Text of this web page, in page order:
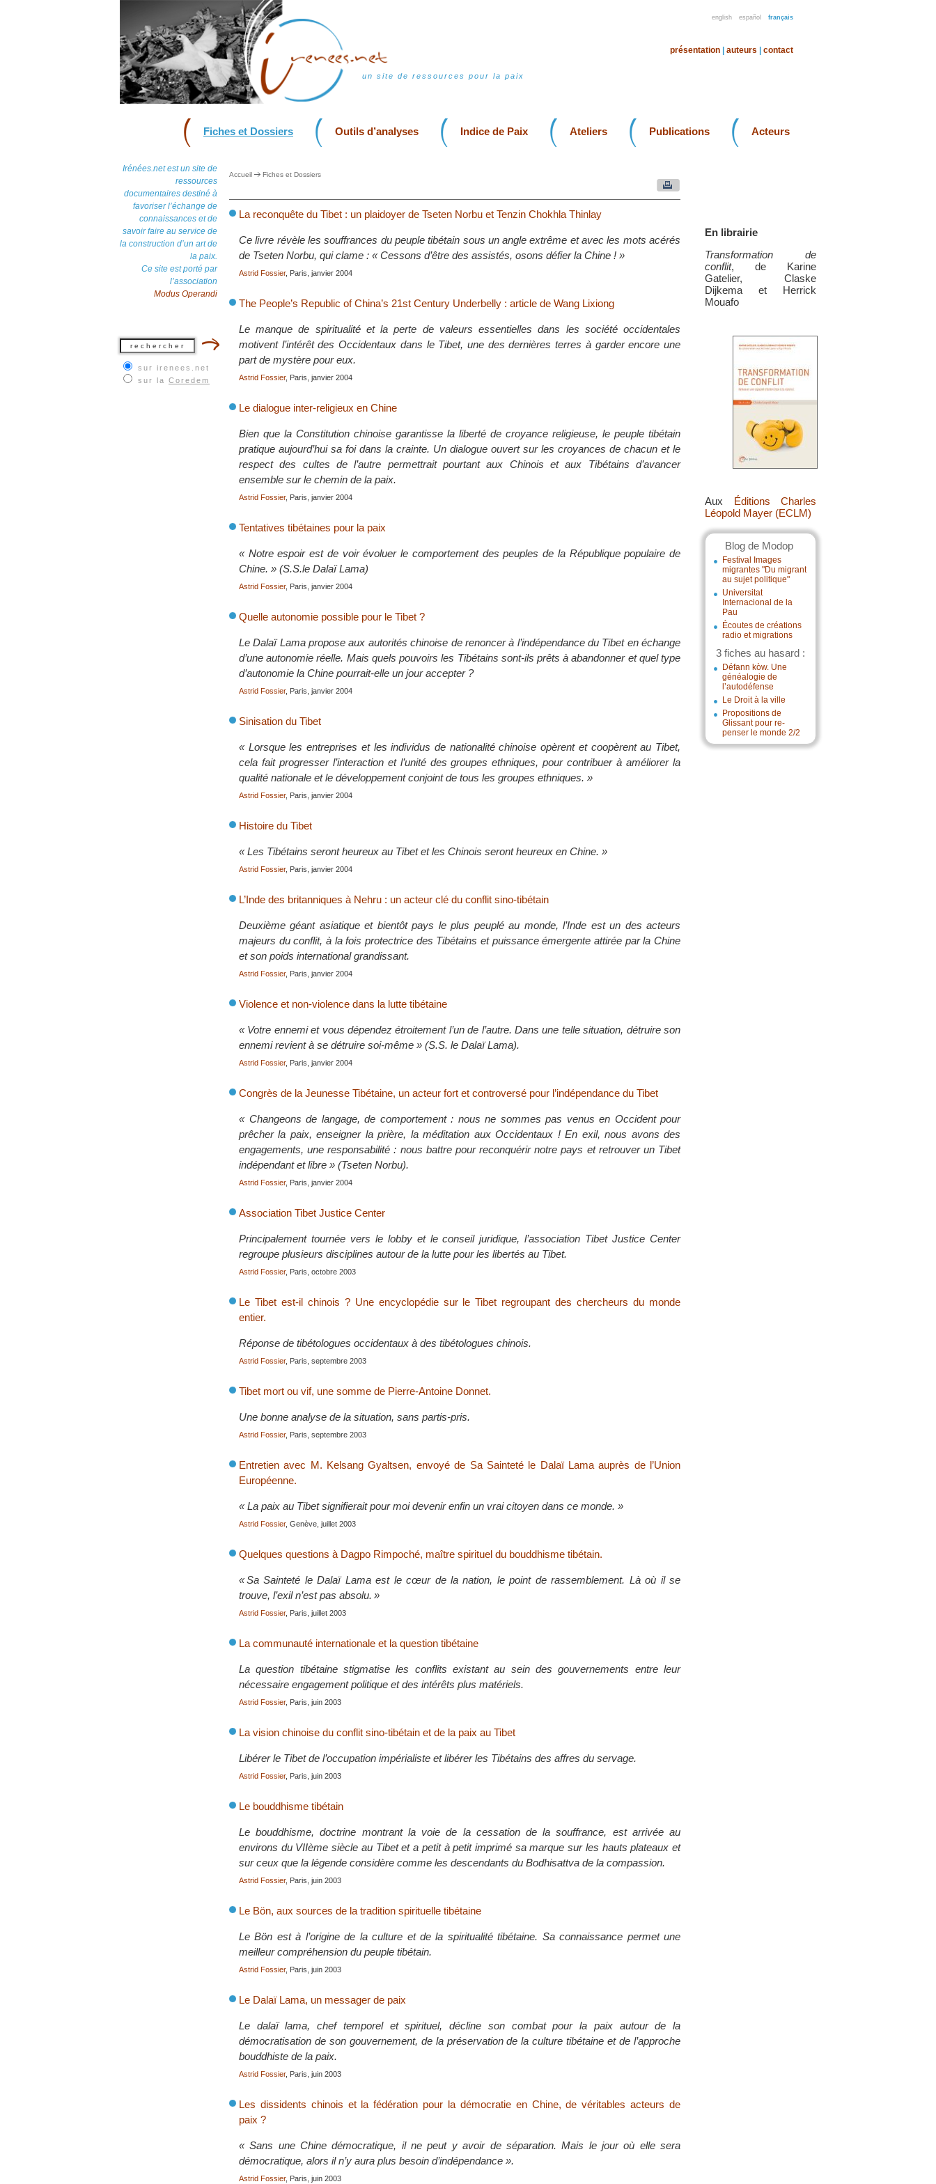
english español français
un site de ressources pour la paix
présentation auteurs contact
Fiches et Dossiers Outils d’analyses Indice de Paix Ateliers Publications Acteurs
Irénées.net est un site de
ressources
documentaires destiné à
favoriser l’échange de
connaissances et de
savoir faire au service de
la construction d’un art de
la paix.
Ce site est porté par
l’association
Modus Operandi
sur irenees.net
sur la Coredem
En librairie
Transformation de
conflit, de Karine
Gatelier, Claske
Dijkema et Herrick
Mouafo
Aux Éditions Charles
Léopold Mayer (ECLM)
Blog de Modop
Festival Images
migrantes "Du migrant
au sujet politique"
Universitat
Internacional de la
Pau
Écoutes de créations
radio et migrations
3 fiches au hasard :
Défann kòw. Une
généalogie de
l’autodéfense
Le Droit à la ville
Propositions de
Glissant pour re-
penser le monde 2/2
Accueil Fiches et Dossiers
La reconquête du Tibet : un plaidoyer de Tseten Norbu et Tenzin Chokhla Thinlay
Ce livre révèle les souffrances du peuple tibétain sous un angle extrême et avec les mots acérés
de Tseten Norbu, qui clame : « Cessons d’être des assistés, osons défier la Chine ! »
Astrid Fossier, Paris, janvier 2004
The People’s Republic of China’s 21st Century Underbelly : article de Wang Lixiong
Le manque de spiritualité et la perte de valeurs essentielles dans les société occidentales
motivent l’intérêt des Occidentaux dans le Tibet, une des dernières terres à garder encore une
part de mystère pour eux.
Astrid Fossier, Paris, janvier 2004
Le dialogue inter-religieux en Chine
Bien que la Constitution chinoise garantisse la liberté de croyance religieuse, le peuple tibétain
pratique aujourd’hui sa foi dans la crainte. Un dialogue ouvert sur les croyances de chacun et le
respect des cultes de l’autre permettrait pourtant aux Chinois et aux Tibétains d’avancer
ensemble sur le chemin de la paix.
Astrid Fossier, Paris, janvier 2004
Tentatives tibétaines pour la paix
« Notre espoir est de voir évoluer le comportement des peuples de la République populaire de
Chine. » (S.S.le Dalaï Lama)
Astrid Fossier, Paris, janvier 2004
Quelle autonomie possible pour le Tibet ?
Le Dalaï Lama propose aux autorités chinoise de renoncer à l’indépendance du Tibet en échange
d’une autonomie réelle. Mais quels pouvoirs les Tibétains sont-ils prêts à abandonner et quel type
d’autonomie la Chine pourrait-elle un jour accepter ?
Astrid Fossier, Paris, janvier 2004
Sinisation du Tibet
« Lorsque les entreprises et les individus de nationalité chinoise opèrent et coopèrent au Tibet,
cela fait progresser l’interaction et l’unité des groupes ethniques, pour contribuer à améliorer la
qualité nationale et le développement conjoint de tous les groupes ethniques. »
Astrid Fossier, Paris, janvier 2004
Histoire du Tibet
« Les Tibétains seront heureux au Tibet et les Chinois seront heureux en Chine. »
Astrid Fossier, Paris, janvier 2004
L’Inde des britanniques à Nehru : un acteur clé du conflit sino-tibétain
Deuxième géant asiatique et bientôt pays le plus peuplé au monde, l’Inde est un des acteurs
majeurs du conflit, à la fois protectrice des Tibétains et puissance émergente attirée par la Chine
et son poids international grandissant.
Astrid Fossier, Paris, janvier 2004
Violence et non-violence dans la lutte tibétaine
« Votre ennemi et vous dépendez étroitement l’un de l’autre. Dans une telle situation, détruire son
ennemi revient à se détruire soi-même » (S.S. le Dalaï Lama).
Astrid Fossier, Paris, janvier 2004
Congrès de la Jeunesse Tibétaine, un acteur fort et controversé pour l’indépendance du Tibet
« Changeons de langage, de comportement : nous ne sommes pas venus en Occident pour
prêcher la paix, enseigner la prière, la méditation aux Occidentaux ! En exil, nous avons des
engagements, une responsabilité : nous battre pour reconquérir notre pays et retrouver un Tibet
indépendant et libre » (Tseten Norbu).
Astrid Fossier, Paris, janvier 2004
Association Tibet Justice Center
Principalement tournée vers le lobby et le conseil juridique, l’association Tibet Justice Center
regroupe plusieurs disciplines autour de la lutte pour les libertés au Tibet.
Astrid Fossier, Paris, octobre 2003
Le Tibet est-il chinois ? Une encyclopédie sur le Tibet regroupant des chercheurs du monde
entier.
Réponse de tibétologues occidentaux à des tibétologues chinois.
Astrid Fossier, Paris, septembre 2003
Tibet mort ou vif, une somme de Pierre-Antoine Donnet.
Une bonne analyse de la situation, sans partis-pris.
Astrid Fossier, Paris, septembre 2003
Entretien avec M. Kelsang Gyaltsen, envoyé de Sa Sainteté le Dalaï Lama auprès de l’Union
Européenne.
« La paix au Tibet signifierait pour moi devenir enfin un vrai citoyen dans ce monde. »
Astrid Fossier, Genève, juillet 2003
Quelques questions à Dagpo Rimpoché, maître spirituel du bouddhisme tibétain.
« Sa Sainteté le Dalaï Lama est le cœur de la nation, le point de rassemblement. Là où il se
trouve, l’exil n’est pas absolu. »
Astrid Fossier, Paris, juillet 2003
La communauté internationale et la question tibétaine
La question tibétaine stigmatise les conflits existant au sein des gouvernements entre leur
nécessaire engagement politique et des intérêts plus matériels.
Astrid Fossier, Paris, juin 2003
La vision chinoise du conflit sino-tibétain et de la paix au Tibet
Libérer le Tibet de l’occupation impérialiste et libérer les Tibétains des affres du servage.
Astrid Fossier, Paris, juin 2003
Le bouddhisme tibétain
Le bouddhisme, doctrine montrant la voie de la cessation de la souffrance, est arrivée au
environs du VIIème siècle au Tibet et a petit à petit imprimé sa marque sur les hauts plateaux et
sur ceux que la légende considère comme les descendants du Bodhisattva de la compassion.
Astrid Fossier, Paris, juin 2003
Le Bön, aux sources de la tradition spirituelle tibétaine
Le Bön est à l’origine de la culture et de la spiritualité tibétaine. Sa connaissance permet une
meilleur compréhension du peuple tibétain.
Astrid Fossier, Paris, juin 2003
Le Dalaï Lama, un messager de paix
Le dalaï lama, chef temporel et spirituel, décline son combat pour la paix autour de la
démocratisation de son gouvernement, de la préservation de la culture tibétaine et de l’approche
bouddhiste de la paix.
Astrid Fossier, Paris, juin 2003
Les dissidents chinois et la fédération pour la démocratie en Chine, de véritables acteurs de
paix ?
« Sans une Chine démocratique, il ne peut y avoir de séparation. Mais le jour où elle sera
démocratique, alors il n’y aura plus besoin d’indépendance ».
Astrid Fossier, Paris, juin 2003